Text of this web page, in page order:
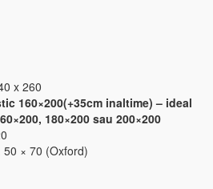
x 260
160×200(+35cm inaltime) – ideal
180×200 sau 200×200
× 70 (Oxford)